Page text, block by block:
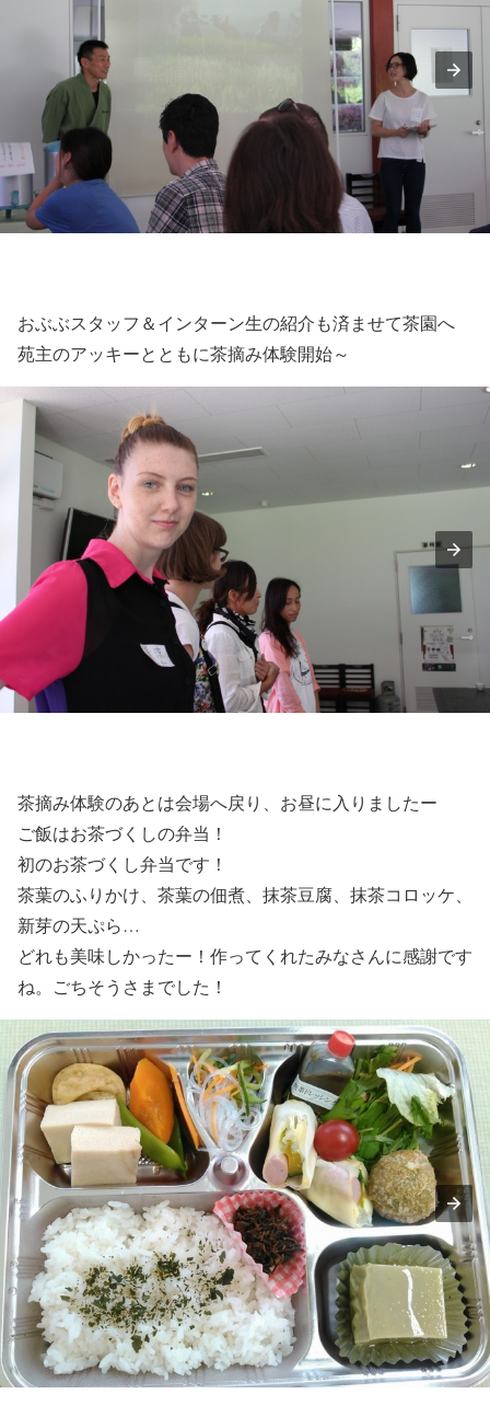
おぶぶスタッフ＆インターン生の紹介も済ませて茶園へ
苑主のアッキーとともに茶摘み体験開始～
茶摘み体験のあとは会場へ戻り、お昼に入りましたー
ご飯はお茶づくしの弁当！
初のお茶づくし弁当です！
茶葉のふりかけ、茶葉の佃煮、抹茶豆腐、抹茶コロッケ、
新芽の天ぷら…
どれも美味しかったー！作ってくれたみなさんに感謝です
ね。ごちそうさまでした！